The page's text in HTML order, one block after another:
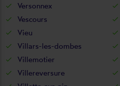
Versonnex
Vescours
Vieu
Villars-les-dombes
Villemotier
Villereversure